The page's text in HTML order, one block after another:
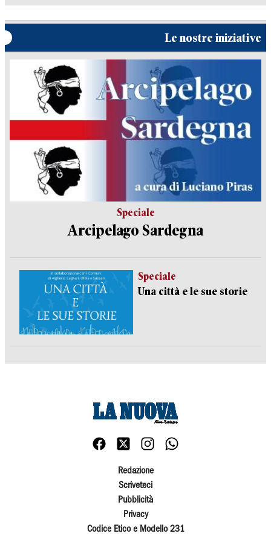
Le nostre iniziative
Speciale
Arcipelago Sardegna
Speciale
Una città e le sue storie
Redazione
Scriveteci
Pubblicità
Privacy
Codice Etico e Modello 231